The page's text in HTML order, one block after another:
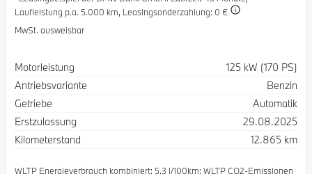
Laufleistung p.a. 5.000 km, Leasingsonderzahlung: 0 €
MwSt. ausweisbar
Spezifikation
Motorleistung
125 kW (170 PS)
Antriebsvariante
Benzin
Getriebe
Automatik
Erstzulassung
29.08.2025
Kilometerstand
12.865 km
WLTP Energieverbrauch kombiniert: 5.3 l/100km; WLTP CO2-Emissionen